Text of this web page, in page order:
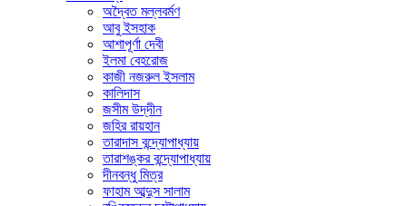
অদ্বৈত মল্লবর্মণ
আবু ইসহাক
আশাপূর্ণা দেবী
ইলমা বেহরোজ
কাজী নজরুল ইসলাম
কালিদাস
জসীম উদ্‌দীন
জহির রায়হান
তারাদাস বন্দ্যোপাধ্যায়
তারাশঙ্কর বন্দ্যোপাধ্যায়
দীনবন্ধু মিত্র
ফাহাম আব্দুস সালাম